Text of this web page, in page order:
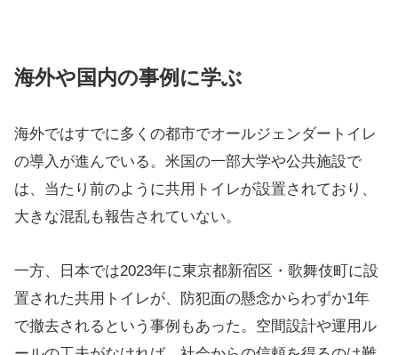
海外や国内の事例に学ぶ
海外ではすでに多くの都市でオールジェンダートイレ
の導入が進んでいる。米国の一部大学や公共施設で
は、当たり前のように共用トイレが設置されており、
大きな混乱も報告されていない。
一方、日本では2023年に東京都新宿区・歌舞伎町に設
置された共用トイレが、防犯面の懸念からわずか1年
で撤去されるという事例もあった。空間設計や運用ル